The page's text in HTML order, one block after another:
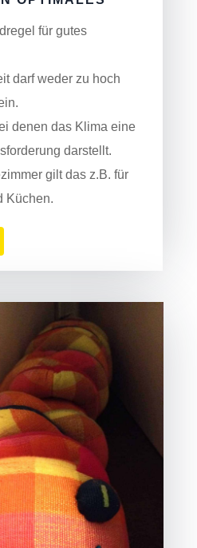
für gutes
darf weder zu hoch
denen das Klima eine
darstellt.
gilt das z.B. für
Küchen.